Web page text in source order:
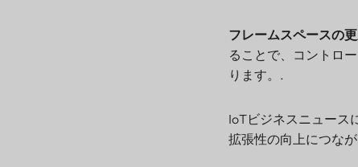
フレームスペースの
ることで、コントロ
ります。.
IoTビジネスニュース
拡張性の向上につな